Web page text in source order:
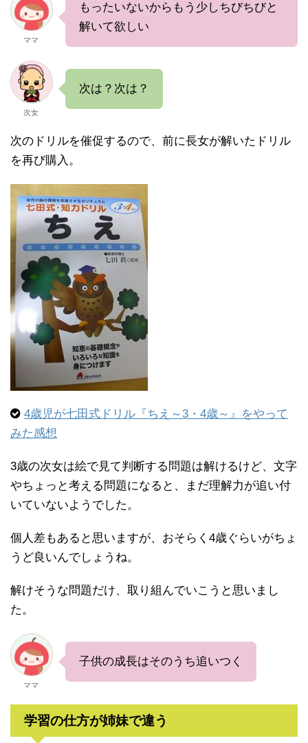
ママ
もったいないからもう少しちびちびと
解いて欲しい
次女
次は？次は？
次のドリルを催促するので、前に長女が解いたドリル
を再び購入。
4歳児が七田式ドリル『ちえ～3・4歳～』をやって
みた感想
3歳の次女は絵で見て判断する問題は解けるけど、文字
やちょっと考える問題になると、まだ理解力が追い付
いていないようでした。
個人差もあると思いますが、おそらく4歳ぐらいがちょ
うど良いんでしょうね。
解けそうな問題だけ、取り組んでいこうと思いまし
た。
ママ
子供の成長はそのうち追いつく
学習の仕方が姉妹で違う